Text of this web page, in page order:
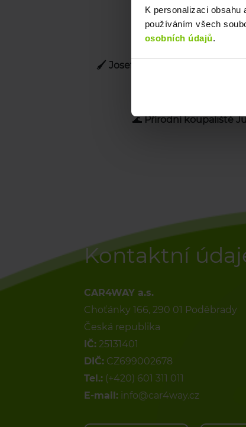
K personalizaci
používáním všech
osobních údajů.
Kontaktní
CAR4WAY a.s.
Choťánky 166, 290 01 Poděbrady
Česká republika
IČ: 25131401
DIČ: CZ699002678
Tel.: (+420) 601 311 011
E-mail: info@car4way.cz